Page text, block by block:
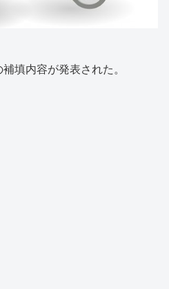
填内容が発表された。